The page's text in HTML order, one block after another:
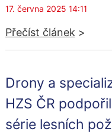
17. června 2025 14:11
Přečíst článek >
Drony a
HZS ČR
série lesních